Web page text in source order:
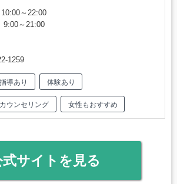
～22:00
～21:00
1259
導あり 体験あり
ウンセリング 女性もおすすめ
式サイトを見る